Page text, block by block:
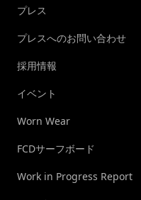
プレス
プレスへのお問い合わせ
採用情報
イベント
Worn Wear
FCDサーフボード
Work in Progress Report